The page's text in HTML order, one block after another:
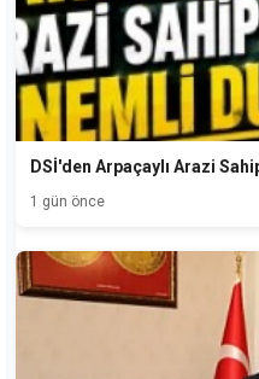
DSİ'den Arpaçaylı Arazi
1 gün önce